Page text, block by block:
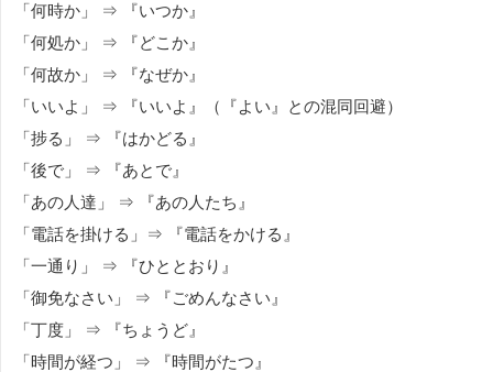
「何時か」 ⇒ 『いつか』
「何処か」 ⇒ 『どこか』
「何故か」 ⇒ 『なぜか』
「いいよ」 ⇒ 『いいよ』（『よい』との混同回避）
「捗る」 ⇒ 『はかどる』
「後で」 ⇒ 『あとで』
「あの人達」 ⇒ 『あの人たち』
「電話を掛ける」⇒ 『電話をかける』
「一通り」 ⇒ 『ひととおり』
「御免なさい」 ⇒ 『ごめんなさい』
「丁度」 ⇒ 『ちょうど』
「時間が経つ」 ⇒ 『時間がたつ』